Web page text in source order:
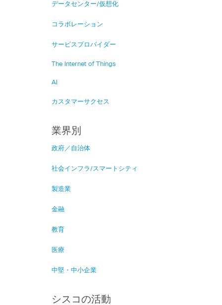
データセンター/仮想化
コラボレーション
サービスプロバイダー
The Internet of Things
AI
カスタマーサクセス
業界別
政府／自治体
社会インフラ/スマートシティ
製造業
金融
教育
医療
中堅・中小企業
シスコの活動